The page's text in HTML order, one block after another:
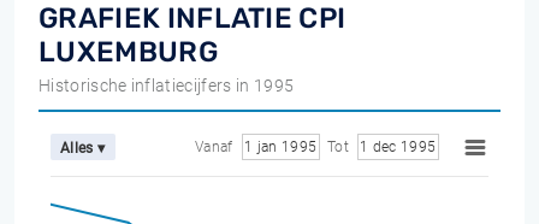
GRAFIEK INFLATIE CPI
LUXEMBURG
Historische inflatiecijfers in 1995
Alles ▾ Vanaf 1 jan 1995 Tot 1 dec 1995